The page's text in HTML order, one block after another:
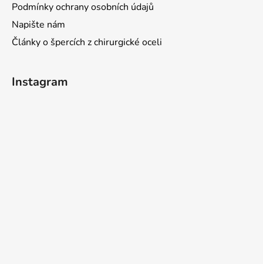
Podmínky ochrany osobních údajů
Napište nám
Články o špercích z chirurgické oceli
Instagram